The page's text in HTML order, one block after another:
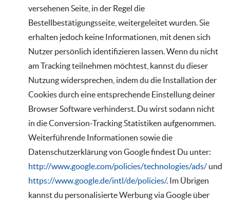
versehenen Seite, in der Regel die
Bestellbestätigungsseite, weitergeleitet wurden. Sie
erhalten jedoch keine Informationen, mit denen sich
Nutzer persönlich identifizieren lassen. Wenn du nicht
am Tracking teilnehmen möchtest, kannst du dieser
Nutzung widersprechen, indem du die Installation der
Cookies durch eine entsprechende Einstellung deiner
Browser Software verhinderst. Du wirst sodann nicht
in die Conversion-Tracking Statistiken aufgenommen.
Weiterführende Informationen sowie die
Datenschutzerklärung von Google findest Du unter:
http://www.google.com/policies/technologies/ads/ und
https://www.google.de/intl/de/policies/. Im Übrigen
kannst du personalisierte Werbung via Google über